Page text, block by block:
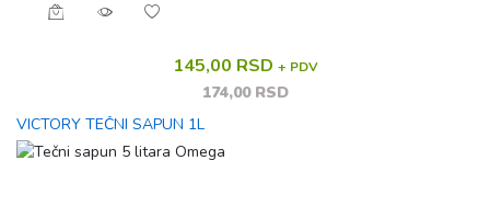
145,00 RSD + PDV
174,00 RSD
VICTORY TEČNI SAPUN 1L